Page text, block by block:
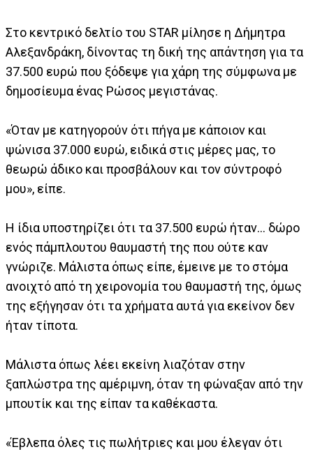
Στο κεντρικό δελτίο του STAR μίλησε η Δήμητρα
Αλεξανδράκη, δίνοντας τη δική της απάντηση για τα
37.500 ευρώ που ξόδεψε για χάρη της σύμφωνα με
δημοσίευμα ένας Ρώσος μεγιστάνας.
«Όταν με κατηγορούν ότι πήγα με κάποιον και
ψώνισα 37.000 ευρώ, ειδικά στις μέρες μας, το
θεωρώ άδικο και προσβάλουν και τον σύντροφό
μου», είπε.
Η ίδια υποστηρίζει ότι τα 37.500 ευρώ ήταν… δώρο
ενός πάμπλουτου θαυμαστή της που ούτε καν
γνώριζε. Μάλιστα όπως είπε, έμεινε με το στόμα
ανοιχτό από τη χειρονομία του θαυμαστή της, όμως
της εξήγησαν ότι τα χρήματα αυτά για εκείνον δεν
ήταν τίποτα.
Μάλιστα όπως λέει εκείνη λιαζόταν στην
ξαπλώστρα της αμέριμνη, όταν τη φώναξαν από την
μπουτίκ και της είπαν τα καθέκαστα.
«Έβλεπα όλες τις πωλήτριες και μου έλεγαν ότι